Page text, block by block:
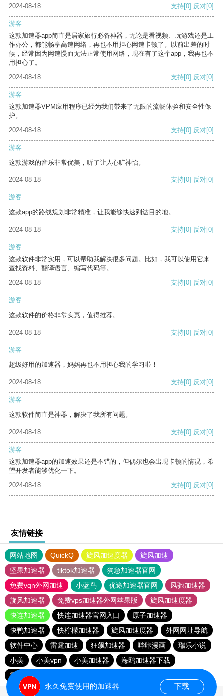
2024-08-18
支持[0] 反对[0]
游客
这款加速器app简直是居家旅行必备神器，无论是看视频、玩游戏还是工
作办公，都能畅享高速网络，再也不用担心网速卡顿了。以前出差的时
候，经常因为网速慢而无法正常使用网络，现在有了这个app，我再也不
用担心了。
2024-08-18
支持[0] 反对[0]
游客
这款加速器VPM应用程序已经为我们带来了无限的流畅体验和安全性保
护。
2024-08-18
支持[0] 反对[0]
游客
这款游戏的音乐非常优美，听了让人心旷神怡。
2024-08-18 支持[0] 反对[0]
游客
这款app的路线规划非常精准，让我能够快速到达目的地。
2024-08-18 支持[0] 反对[0]
游客
这款软件非常实用，可以帮助我解决很多问题。比如，我可以使用它来
查找资料、翻译语言、编写代码等。
2024-08-18
支持[0] 反对[0]
游客
这款软件的价格非常实惠，值得推荐。
2024-08-18 支持[0] 反对[0]
游客
超级好用的加速器，妈妈再也不用担心我的学习啦！
2024-08-18 支持[0] 反对[0]
游客
这款软件简直是神器，解决了我所有问题。
2024-08-18 支持[0] 反对[0]
游客
这款加速器app的加速效果还是不错的，但偶尔也会出现卡顿的情况，希
望开发者能够优化一下。
2024-08-18
支持[0] 反对[0]
友情链接
网站地图 QuickQ 旋风加速度器
旋风加速
坚果加速器
tiktok加速器
狗急加速器官网
免费vqn外网加速
小蓝鸟 优途加速器官网
风驰加速器
旋风加速器
免费vps加速器外网苹果版
旋风加速度器
快连加速器
快连加速器官网入口
原子加速器
快鸭加速器
快柠檬加速器 旋风加速度器
外网网址导航
软件中心
雷霆加速 狂飙加速器 哔咔漫画
瑞乐小说
小美
小美vpn 小美加速器
海鸥加速器下载
雷霆加速版ins
永久免费使用的加速器 下载